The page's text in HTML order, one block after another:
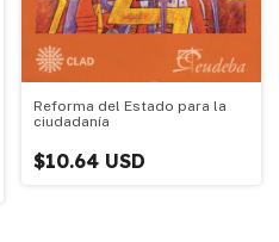
Reforma del Estado para la
ciudadanía
$10.64 USD